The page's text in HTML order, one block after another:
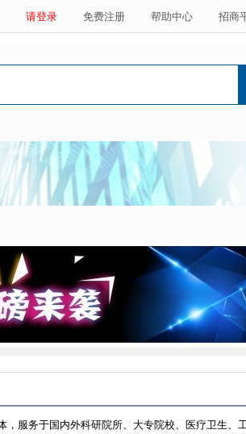
请登录 免费注册 帮助中心 招商
服务于国内外科研院所、大专院校、医疗卫生、